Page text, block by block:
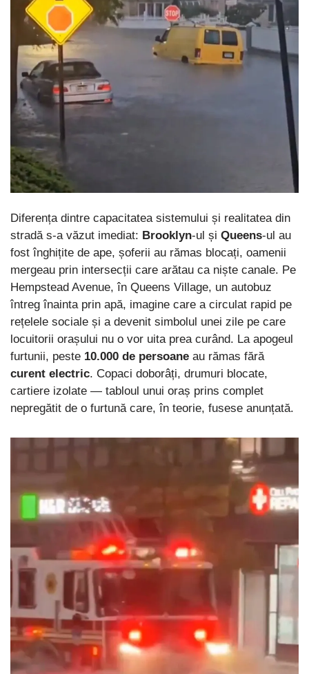
Diferența dintre capacitatea sistemului și realitatea din
stradă s-a văzut imediat: Brooklyn-ul și Queens-ul au
fost înghițite de ape, șoferii au rămas blocați, oamenii
mergeau prin intersecții care arătau ca niște canale. Pe
Hempstead Avenue, în Queens Village, un autobuz
întreg înainta prin apă, imagine care a circulat rapid pe
rețelele sociale și a devenit simbolul unei zile pe care
locuitorii orașului nu o vor uita prea curând. La apogeul
furtunii, peste 10.000 de persoane au rămas fără
curent electric. Copaci doborâți, drumuri blocate,
cartiere izolate — tabloul unui oraș prins complet
nepregătit de o furtună care, în teorie, fusese anunțată.